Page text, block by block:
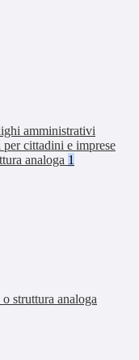
amministrativi
cittadini e imprese
analoga 1
struttura analoga